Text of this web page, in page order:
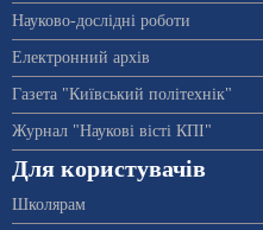
Науково-дослідні роботи
Електронний архів
Газета "Київський політехнік"
Журнал "Наукові вісті КПІ"
Для користувачів
Школярам